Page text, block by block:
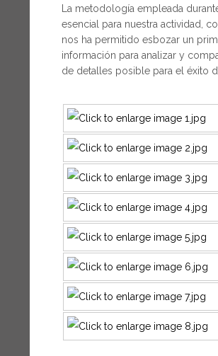
La metodología empleada
esencial para nuestra actividad,
nos ha permitido esbozar un
información para analizar y
de detalles posible para el éxito